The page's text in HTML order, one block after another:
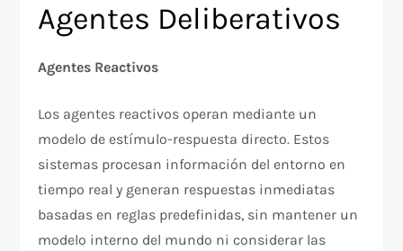
Agentes Deliberativos
Agentes Reactivos
Los agentes reactivos operan mediante un
modelo de estímulo-respuesta directo. Estos
sistemas procesan información del entorno en
tiempo real y generan respuestas inmediatas
basadas en reglas predefinidas, sin mantener un
modelo interno del mundo ni considerar las